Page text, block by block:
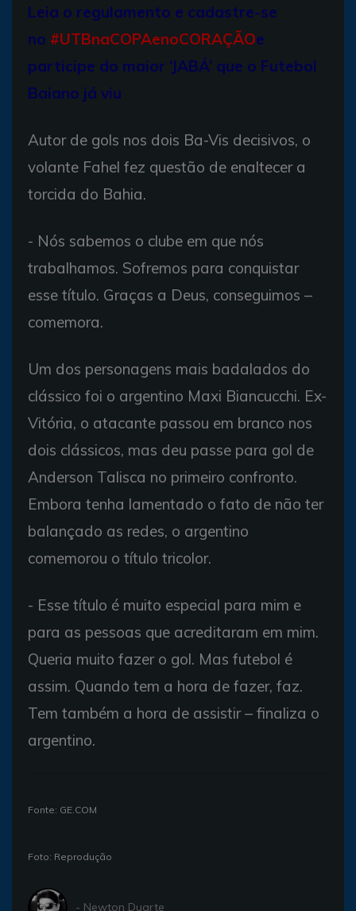
Leia o regulamento e cadastre-se
no #UTBnaCOPAenoCORAÇÃOe
participe do maior ‘JABÁ’ que o Futebol
Baiano já viu
Autor de gols nos dois Ba-Vis decisivos, o
volante Fahel fez questão de enaltecer a
torcida do Bahia.
- Nós sabemos o clube em que nós
trabalhamos. Sofremos para conquistar
esse título. Graças a Deus, conseguimos –
comemora.
Um dos personagens mais badalados do
clássico foi o argentino Maxi Biancucchi. Ex-
Vitória, o atacante passou em branco nos
dois clássicos, mas deu passe para gol de
Anderson Talisca no primeiro confronto.
Embora tenha lamentado o fato de não ter
balançado as redes, o argentino
comemorou o título tricolor.
- Esse título é muito especial para mim e
para as pessoas que acreditaram em mim.
Queria muito fazer o gol. Mas futebol é
assim. Quando tem a hora de fazer, faz.
Tem também a hora de assistir – finaliza o
argentino.
Fonte: GE.COM
Foto: Reprodução
- Newton Duarte